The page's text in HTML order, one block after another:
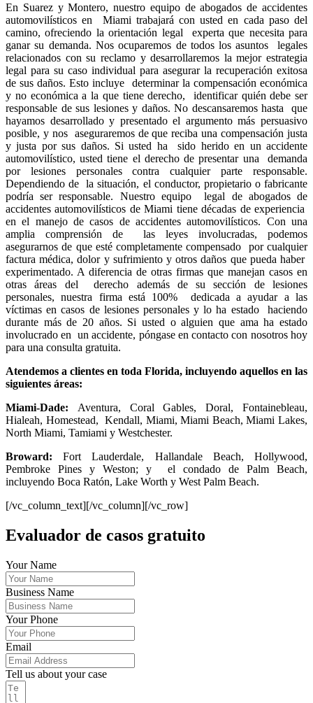
En Suarez y Montero, nuestro equipo de abogados de accidentes
automovilísticos en Miami trabajará con usted en cada paso del
camino, ofreciendo la orientación legal experta que necesita para
ganar su demanda. Nos ocuparemos de todos los asuntos legales
relacionados con su reclamo y desarrollaremos la mejor estrategia
legal para su caso individual para asegurar la recuperación exitosa
de sus daños. Esto incluye determinar la compensación económica
y no económica a la que tiene derecho, identificar quién debe ser
responsable de sus lesiones y daños. No descansaremos hasta que
hayamos desarrollado y presentado el argumento más persuasivo
posible, y nos aseguraremos de que reciba una compensación justa
y justa por sus daños. Si usted ha sido herido en un accidente
automovilístico, usted tiene el derecho de presentar una demanda
por lesiones personales contra cualquier parte responsable.
Dependiendo de la situación, el conductor, propietario o fabricante
podría ser responsable. Nuestro equipo legal de abogados de
accidentes automovilísticos de Miami tiene décadas de experiencia
en el manejo de casos de accidentes automovilísticos. Con una
amplia comprensión de las leyes involucradas, podemos
asegurarnos de que esté completamente compensado por cualquier
factura médica, dolor y sufrimiento y otros daños que pueda haber
experimentado. A diferencia de otras firmas que manejan casos en
otras áreas del derecho además de su sección de lesiones
personales, nuestra firma está 100% dedicada a ayudar a las
víctimas en casos de lesiones personales y lo ha estado haciendo
durante más de 20 años. Si usted o alguien que ama ha estado
involucrado en un accidente, póngase en contacto con nosotros hoy
para una consulta gratuita.
Atendemos a clientes en toda Florida, incluyendo aquellos en las
siguientes áreas:
Miami-Dade: Aventura, Coral Gables, Doral, Fontainebleau,
Hialeah, Homestead, Kendall, Miami, Miami Beach, Miami Lakes,
North Miami, Tamiami y Westchester.
Broward:Fort Lauderdale, Hallandale Beach, Hollywood,
Pembroke Pines y Weston; y el condado de Palm Beach,
incluyendo Boca Ratón, Lake Worth y West Palm Beach.
[/vc_column_text][/vc_column][/vc_row]
Evaluador de casos gratuito
Your Name
Business Name
Your Phone
Email
Tell us about your case